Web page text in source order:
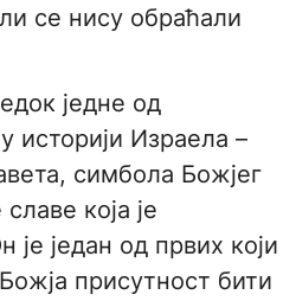
се нису обраћали
једне од
историји Израела –
симбола Божјег
која је
је један од првих који
присутност бити